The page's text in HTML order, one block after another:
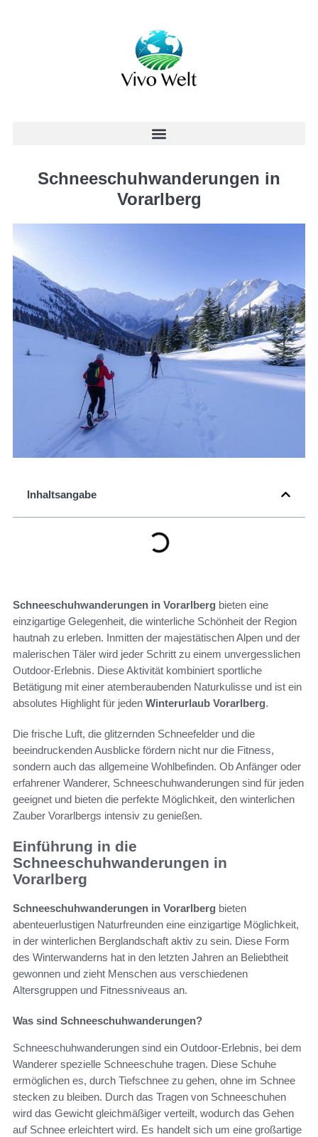
Schneeschuhwanderungen in
Vorarlberg
Inhaltsangabe
Schneeschuhwanderungen in Vorarlberg bieten eine
einzigartige Gelegenheit, die winterliche Schönheit der Region
hautnah zu erleben. Inmitten der majestätischen Alpen und der
malerischen Täler wird jeder Schritt zu einem unvergesslichen
Outdoor-Erlebnis. Diese Aktivität kombiniert sportliche
Betätigung mit einer atemberaubenden Naturkulisse und ist ein
absolutes Highlight für jeden Winterurlaub Vorarlberg.
Die frische Luft, die glitzernden Schneefelder und die
beeindruckenden Ausblicke fördern nicht nur die Fitness,
sondern auch das allgemeine Wohlbefinden. Ob Anfänger oder
erfahrener Wanderer, Schneeschuhwanderungen sind für jeden
geeignet und bieten die perfekte Möglichkeit, den winterlichen
Zauber Vorarlbergs intensiv zu genießen.
Einführung in die
Schneeschuhwanderungen in
Vorarlberg
Schneeschuhwanderungen in Vorarlberg bieten
abenteuerlustigen Naturfreunden eine einzigartige Möglichkeit,
in der winterlichen Berglandschaft aktiv zu sein. Diese Form
des Winterwanderns hat in den letzten Jahren an Beliebtheit
gewonnen und zieht Menschen aus verschiedenen
Altersgruppen und Fitnessniveaus an.
Was sind Schneeschuhwanderungen?
Schneeschuhwanderungen sind ein Outdoor-Erlebnis, bei dem
Wanderer spezielle Schneeschuhe tragen. Diese Schuhe
ermöglichen es, durch Tiefschnee zu gehen, ohne im Schnee
stecken zu bleiben. Durch das Tragen von Schneeschuhen
wird das Gewicht gleichmäßiger verteilt, wodurch das Gehen
auf Schnee erleichtert wird. Es handelt sich um eine großartige